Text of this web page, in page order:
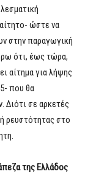
ώστε να
στην παραγωγική
ότι, έως τώρα,
αίτημα για λήψης
που θα
Διότι σε αρκετές
ρευστότητας στο
της Ελλάδος